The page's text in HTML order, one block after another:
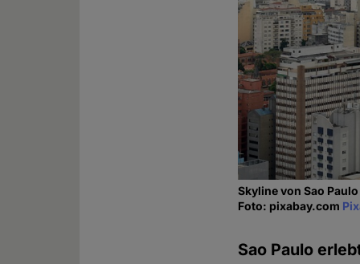
Skyline von Sao
Foto: pixabay.com
Sao Paulo